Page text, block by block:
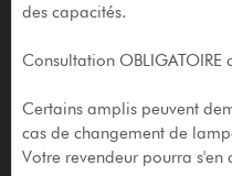
des capacités.
Consultation
Certains amplis peuvent
cas de changement de
Votre revendeur pourra s'en